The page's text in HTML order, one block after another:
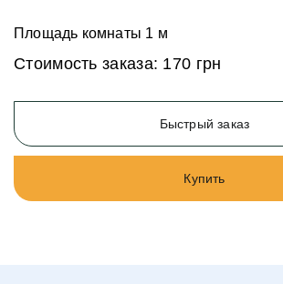
Площадь комнаты 1 м
Стоимость заказа: 170 грн
Быстрый заказ
Купить